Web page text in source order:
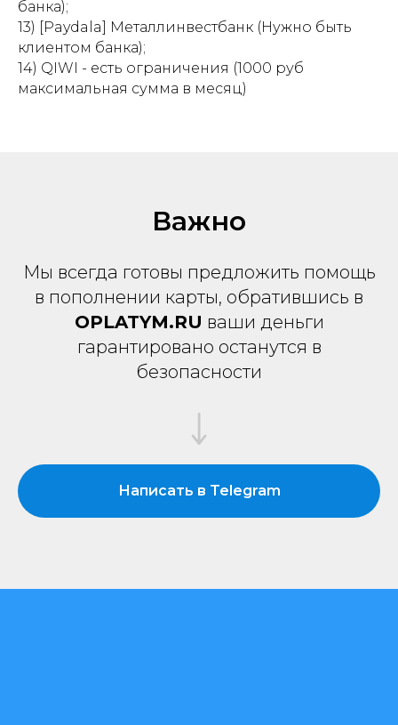
банка);
13) [Paydala] Металлинвестбанк (Нужно быть
клиентом банка);
14) QIWI - есть ограничения (1000 руб
максимальная сумма в месяц)
Важно
Мы всегда готовы предложить помощь
в пополнении карты, обратившись в
OPLATYM.RU ваши деньги
гарантировано останутся в
безопасности
Написать в Telegram
Написать в Telegram